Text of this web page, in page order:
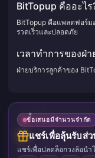
BitTopup คืออะไร
BitTopup คือแพลตฟอร์ม
รวดเร็วและปลอดภัย
เวลาทำการของฝ่
ฝ่ายบริการลูกค้าของ
ข้อเสนอมีจำนวนจำกัด
แชร์เพื่อลุ้นรับส่
แชร์เพื่อปลดล็อกวงล้อนำ